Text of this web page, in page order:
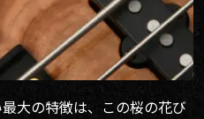
大の特徴は、この桜の花び